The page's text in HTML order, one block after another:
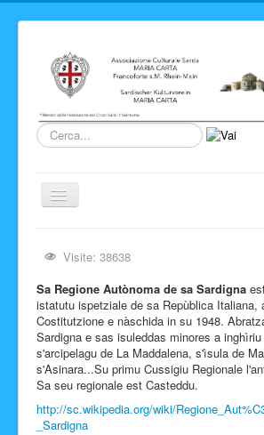
Cerca...
Cambia
Su di noi
Storia del Circolo
Sardegna
Info e link
Facebook
Visite: 38638
Sa Regione Autònoma de sa Sardigna
istatutu ispetziale de sa Repùblica Italiana,
Costitutzione e nàschida in su 1948.
Sardigna e sas isuleddas minores a
s'arcipelagu de La Maddalena, s'ìsula de
s'Asinara...Su primu Cussigiu Regionale
Sa seu regionale est Casteddu.
http://sc.wikipedia.org/wiki/
_Sardigna